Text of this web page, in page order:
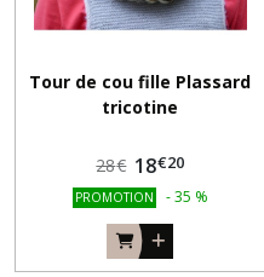
Tour de cou fille Plassard
tricotine
28€ 18€20
PROMOTION -35 %